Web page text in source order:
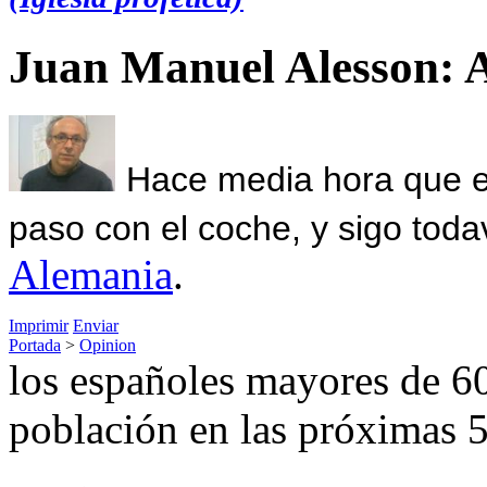
Juan Manuel Alesson:
Hace media hora que
paso con el coche, y sigo
Alemania.
Imprimir Enviar
Portada > Opinion
los españoles mayores de
población en las próximas